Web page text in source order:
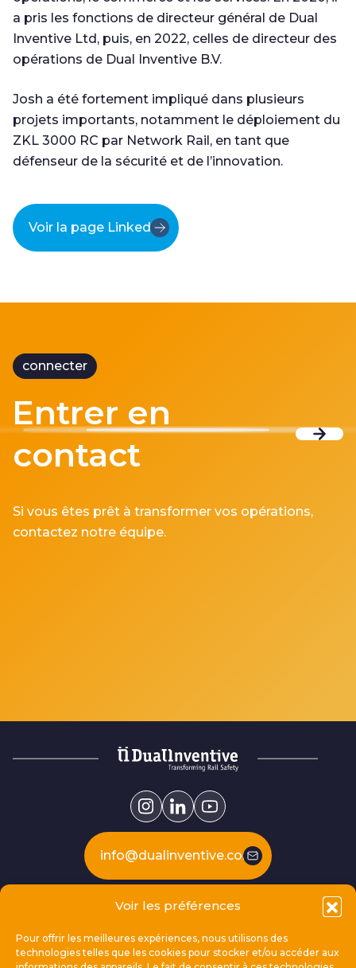
Voir les préférences
Pour offrir les meilleures expériences, nous utilisons des
technologies telles que les cookies pour stocker et/ou accéder aux
a pris les fonctions de directeur général de Dual
Inventive Ltd, puis, en 2022, celles de directeur des
opérations de Dual Inventive B.V.
Josh a été fortement impliqué dans plusieurs
projets importants, notamment le déploiement du
ZKL 3000 RC par Network Rail, en tant que
défenseur de la sécurité et de l’innovation.
Voir la page LinkedIn
connecter
Entrer en
contact
Si vous êtes prêt à transformer vos opérations,
contactez notre équipe.
info@dualinventive.com
Our products
This is Dual Inventive